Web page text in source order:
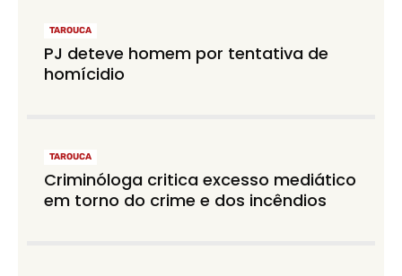
TAROUCA
PJ deteve homem por tentativa de
homícidio
TAROUCA
Criminóloga critica excesso mediático
em torno do crime e dos incêndios